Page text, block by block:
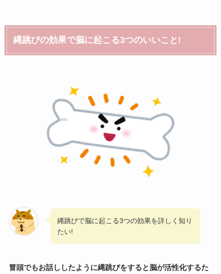
縄跳びの効果で脳に起こる3つのいいこと!
縄跳びで脳に起こる3つの効果を詳しく知り
たい!
冒頭でもお話ししたように縄跳びをすると脳が活性化するた